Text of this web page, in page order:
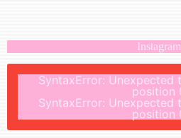
Instagram
SyntaxError: Unexpected
position
SyntaxError: Unexpected
position